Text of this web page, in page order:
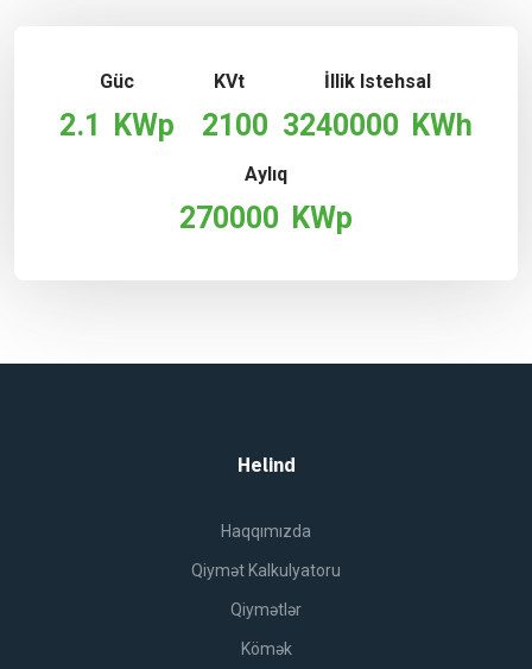
Güc
2.1 KWp
KVt
2100
İllik Istehsal
3240000 KWh
Aylıq
270000 KWp
Helind
Haqqımızda
Qiymət Kalkulyatoru
Qiymətlər
Kömək